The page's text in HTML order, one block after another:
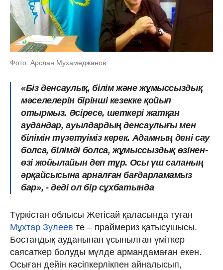
Фото: Арслан Мухамеджанов
«Біз денсаулық, білім және жұмыссыздық
мәселелерін бірінші кезекке қойып
отырмыз. Әсіресе, шеткері жатқан
аудандар, ауылдардың денсаулығы мен
білімін түзетуіміз керек. Адамның дені сау
болса, білімді болса, жұмыссыздық өзінен-
өзі жойылайын деп тұр. Осы үш саланың
әрқайсысына арналған бағдарламамыз
бар», - деді ол бір сұхбатында
Түркістан облысы Жетісай қаласында туған
Мұхтар Зулеев те – праймериз қатысушысы.
Бостандық ауданынан ұсынылған үміткер
саясаткер болуды мүлде армандамаған екен.
Осыған дейін кәсіпкерлікпен айналысып,